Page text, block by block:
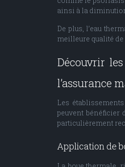
ainsi à la
De plus, l’eau
meilleure qualité
Découvrir
l’assurance
Les
peuvent bénéficier
particulièrement
Application de